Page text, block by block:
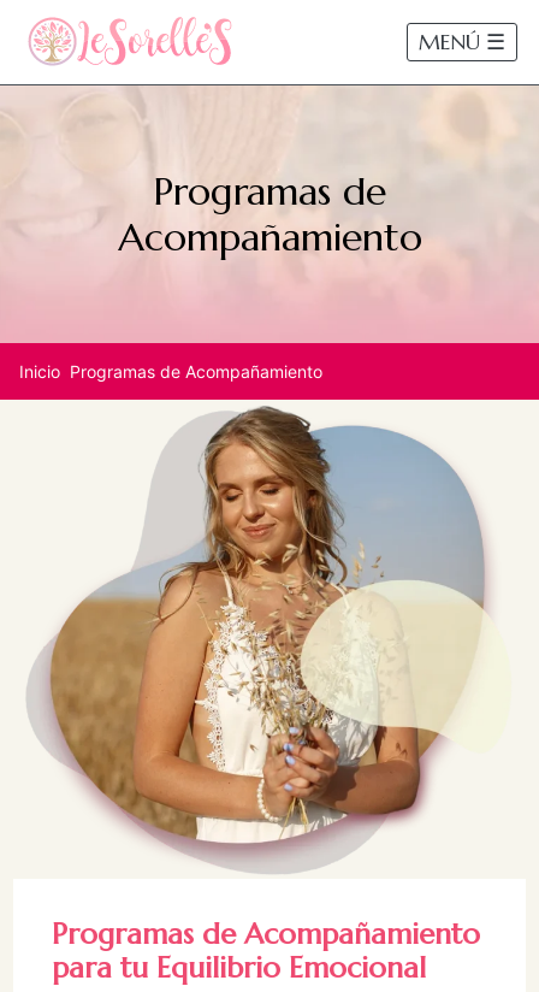
MENÚ ☰
Programas de
Acompañamiento
Inicio Programas de Acompañamiento
Programas de Acompañamiento
para tu Equilibrio Emocional